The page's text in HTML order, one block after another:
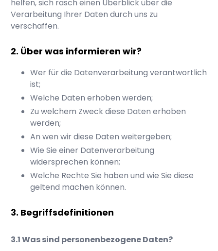
helfen, sich rasch einen Überblick über die
Verarbeitung Ihrer Daten durch uns zu
verschaffen.
Über was informieren wir?
Wer für die Datenverarbeitung verantwortlich
ist;
Welche Daten erhoben werden;
Zu welchem Zweck diese Daten erhoben
werden;
An wen wir diese Daten weitergeben;
Wie Sie einer Datenverarbeitung
widersprechen können;
Welche Rechte Sie haben und wie Sie diese
geltend machen können.
Begriffsdefinitionen
Was sind personenbezogene Daten?